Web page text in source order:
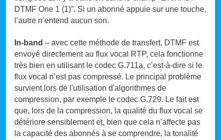
DTMF One 1 (1)”. Si un abonné appuie sur une touche,
l’autre n’entend aucun son.
In-band – avec cette méthode de transfert, DTMF est
envoyé directement au flux vocal RTP, cela fonctionne
très bien en utilisant le codec G.711a, c’est-à-dire si le
flux vocal n’est pas compressé. Le principal problème
survient lors de l'utilisation d'algorithmes de
compression, par exemple le codec G.729. Le fait est
que, lors de la compression, la qualité du flux vocal se
détériore sensiblement et, bien que cela n’affecte pas
la capacité des abonnés à se comprendre, la tonalité